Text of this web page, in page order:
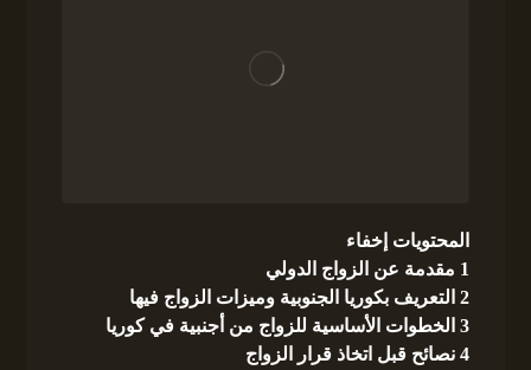
المحتويات إخفاء
1 مقدمة عن الزواج الدولي
2 التعريف بكوريا الجنوبية وميزات الزواج فيها
3 الخطوات الأساسية للزواج من أجنبية في كوريا
4 نصائح قبل اتخاذ قرار الزواج